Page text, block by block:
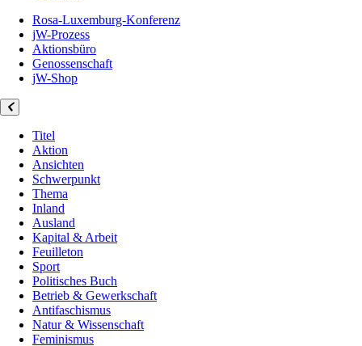
Rosa-Luxemburg-Konferenz
jW-Prozess
Aktionsbüro
Genossenschaft
jW-Shop
Titel
Aktion
Ansichten
Schwerpunkt
Thema
Inland
Ausland
Kapital & Arbeit
Feuilleton
Sport
Politisches Buch
Betrieb & Gewerkschaft
Antifaschismus
Natur & Wissenschaft
Feminismus